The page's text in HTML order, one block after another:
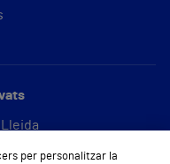
per personalitzar la